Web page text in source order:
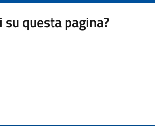
questa pagina?